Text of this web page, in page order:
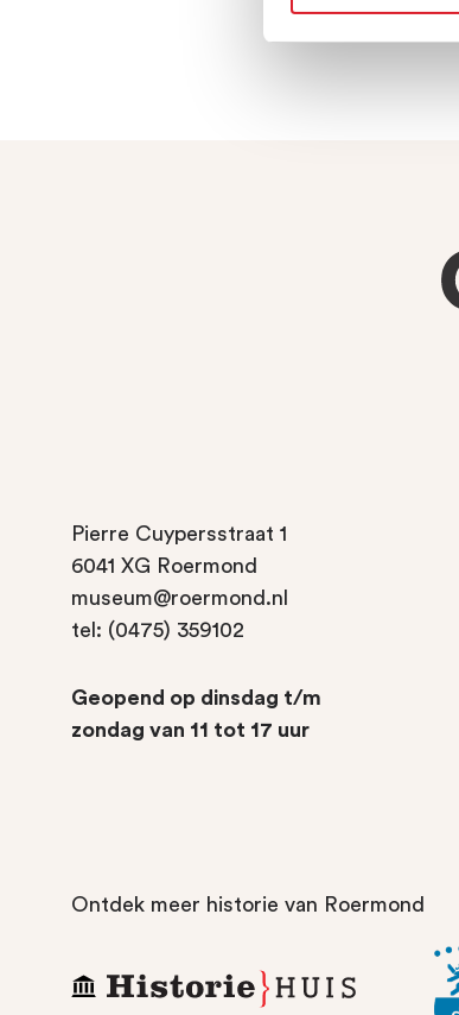
Pierre Cuypersstraat 1
6041 XG Roermond
museum@roermond.nl
tel: (0475) 359102
Geopend op dinsdag t/m
zondag van 11 tot 17 uur
Ontdek meer historie van Roermond